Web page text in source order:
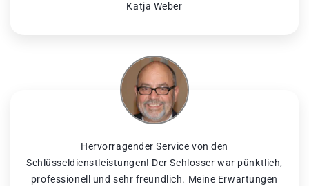
Katja Weber
Hervorragender Service von den
Schlüsseldienstleistungen! Der Schlosser war pünktlich,
professionell und sehr freundlich. Meine Erwartungen